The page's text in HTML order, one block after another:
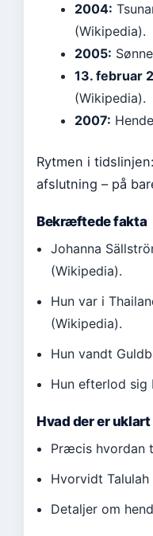
2004:
(Wikipedia).
2005:
13. februar
(Wikipedia).
2007:
Rytmen i
afslutning – på
Bekræftede fakta
Johanna
(Wikipedia).
Hun var i
(Wikipedia).
Hun vandt
Hun efterlod sig
Hvad der er uklart
Præcis hvordan
Hvorvidt
Detaljer om